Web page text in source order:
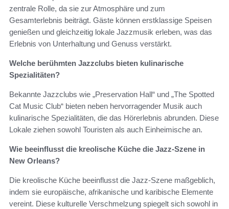
zentrale Rolle, da sie zur Atmosphäre und zum
Gesamterlebnis beiträgt. Gäste können erstklassige Speisen
genießen und gleichzeitig lokale Jazzmusik erleben, was das
Erlebnis von Unterhaltung und Genuss verstärkt.
Welche berühmten Jazzclubs bieten kulinarische
Spezialitäten?
Bekannte Jazzclubs wie „Preservation Hall“ und „The Spotted
Cat Music Club“ bieten neben hervorragender Musik auch
kulinarische Spezialitäten, die das Hörerlebnis abrunden. Diese
Lokale ziehen sowohl Touristen als auch Einheimische an.
Wie beeinflusst die kreolische Küche die Jazz-Szene in
New Orleans?
Die kreolische Küche beeinflusst die Jazz-Szene maßgeblich,
indem sie europäische, afrikanische und karibische Elemente
vereint. Diese kulturelle Verschmelzung spiegelt sich sowohl in